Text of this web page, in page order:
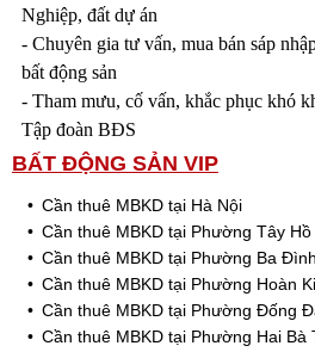
Nghiệp, đất dự án
- Chuyên gia tư vấn, mua bán sáp
bất động sản
- Tham mưu, cố vấn, khắc phục khó
Tập đoàn BĐS
BẤT ĐỘNG SẢN VIP
Cần thuê MBKD tại Hà Nội
Cần thuê MBKD tại Phường Tây Hồ
Cần thuê MBKD tại Phường Ba Đình
Cần thuê MBKD tại Phường Hoàn
Cần thuê MBKD tại Phường Đống
Cần thuê MBKD tại Phường Hai Bà